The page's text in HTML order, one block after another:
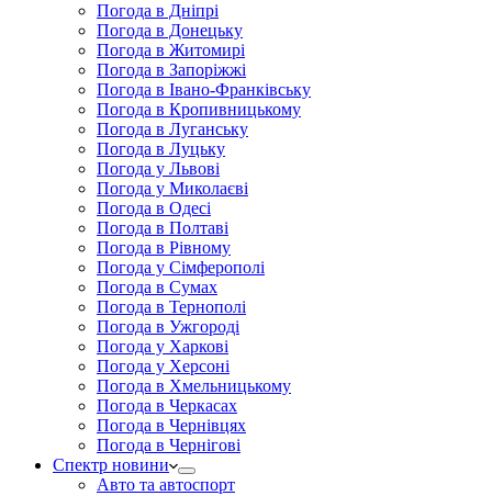
Погода в Дніпрі
Погода в Донецьку
Погода в Житомирі
Погода в Запоріжжі
Погода в Івано-Франківську
Погода в Кропивницькому
Погода в Луганську
Погода в Луцьку
Погода у Львові
Погода у Миколаєві
Погода в Одесі
Погода в Полтаві
Погода в Рівному
Погода у Сімферополі
Погода в Сумах
Погода в Тернополі
Погода в Ужгороді
Погода у Харкові
Погода у Херсоні
Погода в Хмельницькому
Погода в Черкасах
Погода в Чернівцях
Погода в Чернігові
Спектр новини
Авто та автоспорт